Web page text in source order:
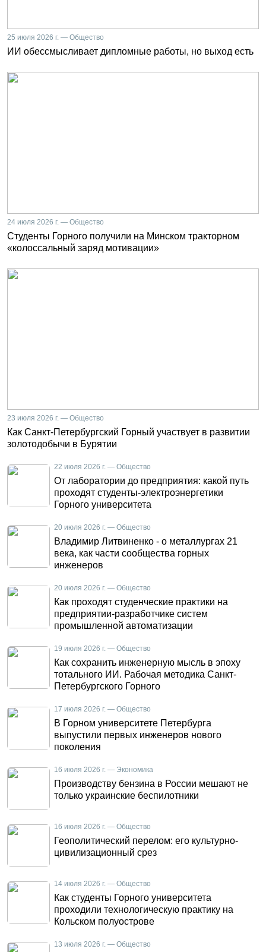
25 июля 2026 г. — Общество
ИИ обессмысливает дипломные работы, но выход есть
24 июля 2026 г. — Общество
Студенты Горного получили на Минском тракторном
«колоссальный заряд мотивации»
23 июля 2026 г. — Общество
Как Санкт-Петербургский Горный участвует в развитии
золотодобычи в Бурятии
22 июля 2026 г. — Общество
От лаборатории до предприятия: какой путь
проходят студенты-электроэнергетики
Горного университета
20 июля 2026 г. — Общество
Владимир Литвиненко - о металлургах 21
века, как части сообщества горных
инженеров
20 июля 2026 г. — Общество
Как проходят студенческие практики на
предприятии-разработчике систем
промышленной автоматизации
19 июля 2026 г. — Общество
Как сохранить инженерную мысль в эпоху
тотального ИИ. Рабочая методика Санкт-
Петербургского Горного
17 июля 2026 г. — Общество
В Горном университете Петербурга
выпустили первых инженеров нового
поколения
16 июля 2026 г. — Экономика
Производству бензина в России мешают не
только украинские беспилотники
16 июля 2026 г. — Общество
Геополитический перелом: его культурно-
цивилизационный срез
14 июля 2026 г. — Общество
Как студенты Горного университета
проходили технологическую практику на
Кольском полуострове
13 июля 2026 г. — Общество